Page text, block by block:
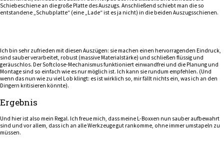
Schiebeschiene an die große Platte des Auszugs. Anschließend schiebt man die so
entstandene „Schubplatte“ (eine „Lade“ ist es ja nicht) in die beiden Auszugsschienen.
Ich bin sehr zufrieden mit diesen Auszügen: sie machen einen hervorragenden Eindruck,
sind sauber verarbeitet, robust (massive Materialstärke) und schließen flüssig und
geräuschlos. Der Softclose-Mechanismus funktioniert einwandfrei und die Planung und
Montage sind so einfach wie es nur möglich ist. Ich kann sie rundum empfehlen. (Und
wenn das nun wie zu viel Lob klingt: es ist wirklich so, mir fällt nichts ein, was ich an den
Dingern kritisieren könnte).
Ergebnis
Und hier ist also mein Regal. Ich freue mich, dass meine L-Boxxen nun sauber aufbewahrt
sind und vor allem, dass ich an alle Werkzeuge gut rankomme, ohne immer umstapeln zu
müssen.